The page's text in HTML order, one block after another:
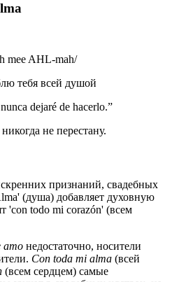
mee AHL-mah/
тебя всей душой
dejaré de hacerlo.”
не перестану.
признаний, свадебных
(душа) добавляет духовную
'con todo mi corazón' (всем
amo недостаточно, носители
Con toda mi alma (всей
(всем сердцем) самые